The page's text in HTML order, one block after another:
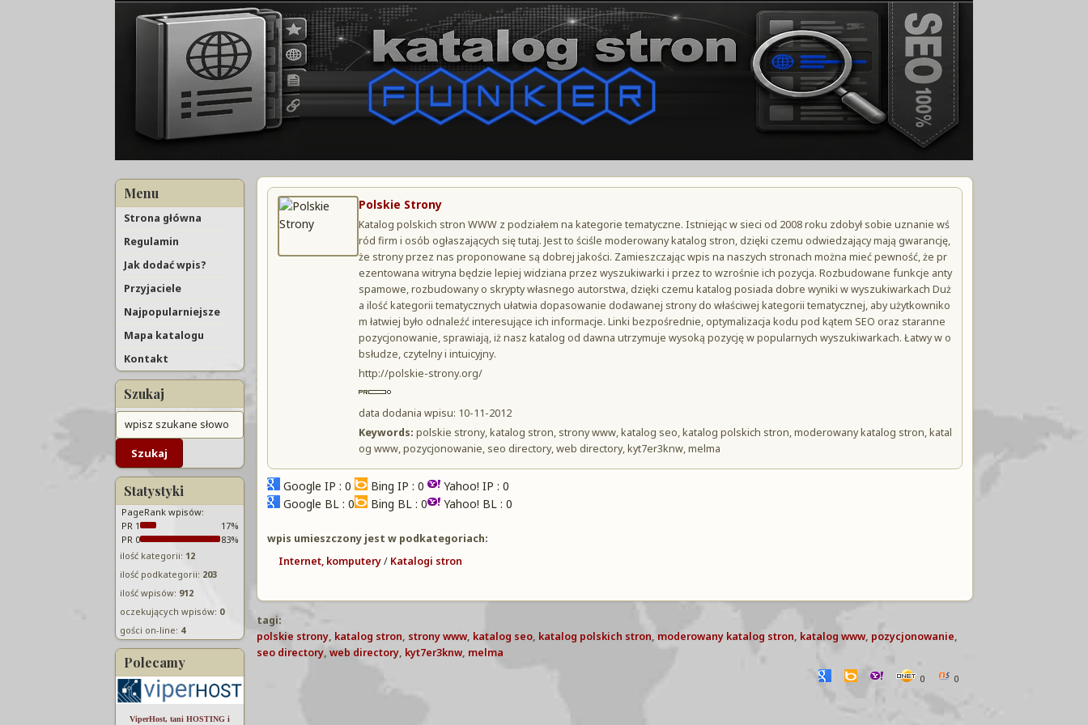
Menu
Strona główna
Regulamin
Jak dodać wpis?
Przyjaciele
Najpopularniejsze
Mapa katalogu
Kontakt
Szukaj
Statystyki
PageRank wpisów:
PR 1
17%
PR 0
83%
ilość kategorii: 12
ilość podkategorii: 203
ilość wpisów: 912
oczekujących wpisów: 0
gości on-line: 4
Polecamy
ViperHost, tani HOSTING i
Polskie Strony
Katalog polskich stron WWW z podziałem na kategorie tematyczne. Istniejąc w sieci od 2008 roku zdobył sobie uznanie wś
ród firm i osób ogłaszających się tutaj. Jest to ściśle moderowany katalog stron, dzięki czemu odwiedzający mają gwarancję,
że strony przez nas proponowane są dobrej jakości. Zamieszczając wpis na naszych stronach można mieć pewność, że pr
ezentowana witryna będzie lepiej widziana przez wyszukiwarki i przez to wzrośnie ich pozycja. Rozbudowane funkcje anty
spamowe, rozbudowany o skrypty własnego autorstwa, dzięki czemu katalog posiada dobre wyniki w wyszukiwarkach Duż
a ilość kategorii tematycznych ułatwia dopasowanie dodawanej strony do właściwej kategorii tematycznej, aby użytkowniko
m łatwiej było odnaleźć interesujące ich informacje. Linki bezpośrednie, optymalizacja kodu pod kątem SEO oraz staranne
pozycjonowanie, sprawiają, iż nasz katalog od dawna utrzymuje wysoką pozycję w popularnych wyszukiwarkach. Łatwy w o
bsłudze, czytelny i intuicyjny.
http://polskie-strony.org/
data dodania wpisu: 10-11-2012
Keywords: polskie strony, katalog stron, strony www, katalog seo, katalog polskich stron, moderowany katalog stron, katal
og www, pozycjonowanie, seo directory, web directory, kyt7er3knw, melma
Google IP : 0 Bing IP : 0
Yahoo! IP : 0
Google BL : 0
Bing BL : 0 Yahoo! BL : 0
wpis umieszczony jest w podkategoriach:
Internet, komputery/ Katalogi stron
tagi:
polskie strony, katalog stron, strony www, katalog seo, katalog polskich stron, moderowany katalog stron, katalog www, pozycjonowanie,
seo directory, web directory, kyt7er3knw, melma
0 0